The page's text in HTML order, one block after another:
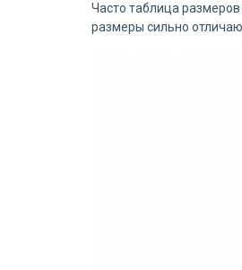
Часто таблица
размеры сильно